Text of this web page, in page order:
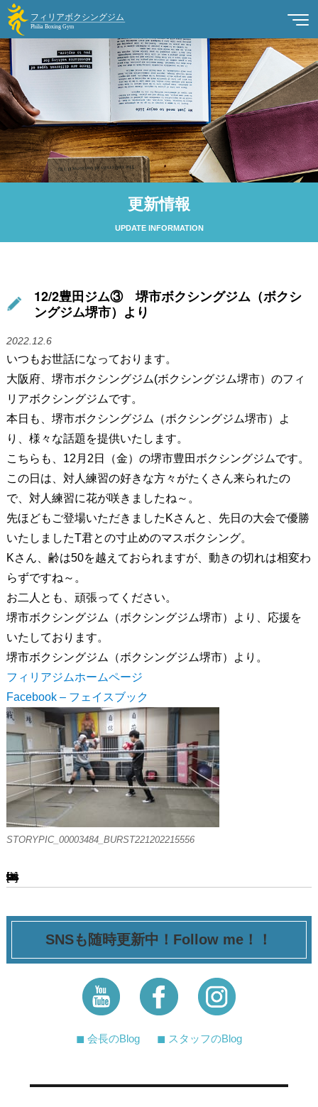
更新情報
UPDATE INFORMATION
12/2豊田ジム③ 堺市ボクシングジム（ボクシ
ングジム堺市）より
2022.12.6
いつもお世話になっております。
大阪府、堺市ボクシングジム(ボクシングジム堺市）のフィ
リアボクシングジムです。
本日も、堺市ボクシングジム（ボクシングジム堺市）よ
り、様々な話題を提供いたします。
こちらも、12月2日（金）の堺市豊田ボクシングジムです。
この日は、対人練習の好きな方々がたくさん来られたの
で、対人練習に花が咲きましたね～。
先ほどもご登場いただきましたKさんと、先日の大会で優勝
いたしましたT君との寸止めのマスボクシング。
Kさん、齢は50を越えておられますが、動きの切れは相変わ
らずですね～。
お二人とも、頑張ってください。
堺市ボクシングジム（ボクシングジム堺市）より、応援を
いたしております。
堺市ボクシングジム（ボクシングジム堺市）より。
フィリアジムホームページ
Facebook – フェイスブック
STORYPIC_00003484_BURST221202215556
[ssba-buttons]
SNSも随時更新中！Follow me！！
◼︎ 会長のBlog ◼︎ スタッフのBlog